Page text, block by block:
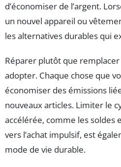
d’économiser de l’argent.
un nouvel appareil ou
les alternatives durables qui
Réparer plutôt que
adopter. Chaque chose que
économiser des émissions
nouveaux articles. Limiter le
accélérée, comme les
vers l’achat impulsif, est
mode de vie durable.